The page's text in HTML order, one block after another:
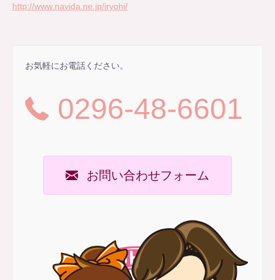
http://www.navida.ne.jp/iryohi/
お気軽にお電話ください。
0296-48-6601
お問い合わせフォーム